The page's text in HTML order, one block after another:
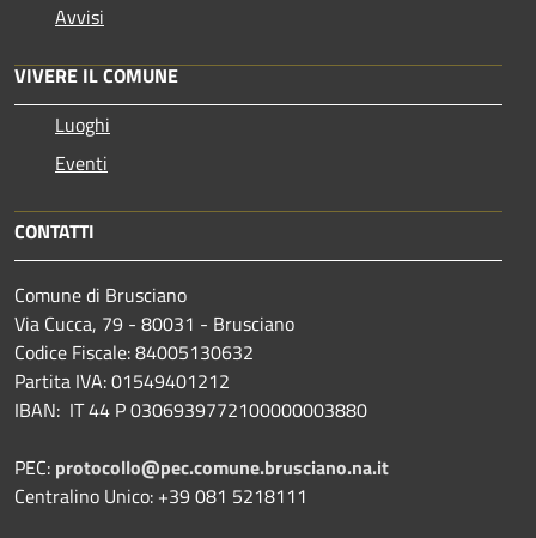
Avvisi
VIVERE IL COMUNE
Luoghi
Eventi
CONTATTI
Comune di Brusciano
Via Cucca, 79 - 80031 - Brusciano
Codice Fiscale: 84005130632
Partita IVA: 01549401212
IBAN: IT 44 P 0306939772100000003880
PEC: protocollo@pec.comune.brusciano.na.it
Centralino Unico: +39 081 5218111